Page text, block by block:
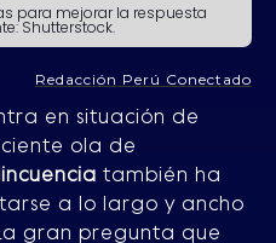
para mejorar la respuesta
Shutterstock.
Redacción Perú Conectado
en situación de
ola de
también ha
a lo largo y ancho
gran pregunta que